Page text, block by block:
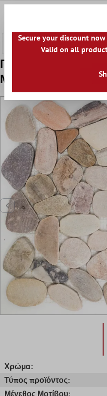
Πρότυπο από
Μωσαϊκό Φυσική
Χρώμα:
Τύπος προϊόντος:
Μέγεθος Μοτίβου:
Secure your discount
Valid on all